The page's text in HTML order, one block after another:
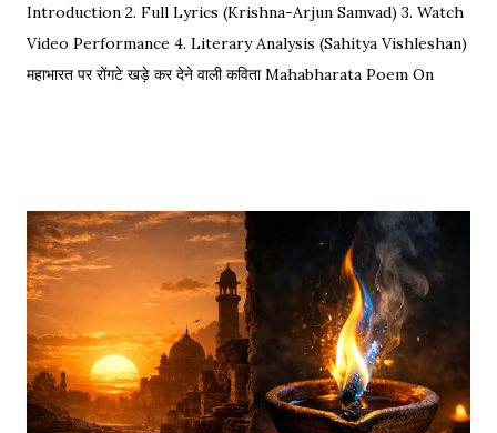
Introduction 2. Full Lyrics (Krishna-Arjun Samvad) 3. Watch
Video Performance 4. Literary Analysis (Sahitya Vishleshan)
महाभारत पर रोंगटे खड़े कर देने वाली कविता Mahabharata Poem On
Explore our Best Hindi Poetry Collection for more Veer
Ras Kavitayein. तलवार, धनुष और पैदल सैनिक कुरुक्षेत्र में खड़े हुए, रक्त
पिपासु महारथी इक दूजे सम्मुख अड़े हुए | कई लाख सेना के सम्मुख पांडव पाँच बिचारे
थे, एक तरफ थे योद्धा सब, एक तरफ समय के मारे थे | महा-समर की प्रतिक्षा में सारे
ताक रहे थे जी, और पार्थ के रथ को केशव स्वयं हाँक रहे थे जी || रणभूमि के सभी
नजारे देखन में कुछ खास लगे, माधव ने अर्जुन को देखा, अर्जुन उन्हें उदास लगे | ...